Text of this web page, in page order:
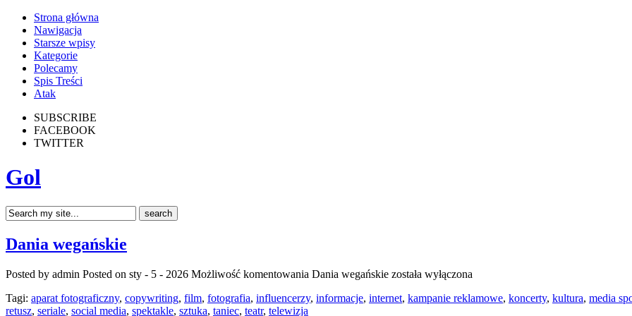
Strona główna
Nawigacja
Starsze wpisy
Kategorie
Polecamy
Spis Treści
Atak
SUBSCRIBE
FACEBOOK
TWITTER
Gol
Dania wegańskie
Posted by admin Posted on sty - 5 - 2026 Możliwość komentowania Dania wegańskie została wyłączona
Tagi: aparat fotograficzny, copywriting, film, fotografia, influencerzy, informacje, internet, kampanie reklamowe, koncerty, kultura, media
retusz, seriale, social media, spektakle, sztuka, taniec, teatr, telewizja